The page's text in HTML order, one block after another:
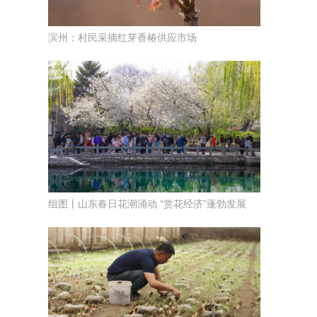
滨州：村民采摘红芽香椿供应市场
组图丨山东春日花潮涌动 “赏花经济”蓬勃发展